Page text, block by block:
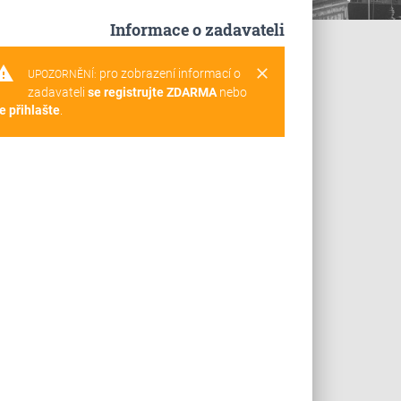
Informace o zadavateli
clear
UPOZORNĚNÍ: pro zobrazení informací o
zadavateli se registrujte ZDARMAnebo
přihlašte.